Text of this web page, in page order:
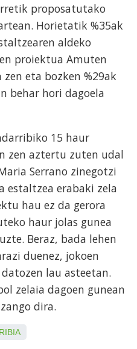
proposatutako
Horietatik %35ak
aldeko
proiektua Amuten
eta bozken %29ak
behar hori dagoela
15 haur
zen aztertu zuten udal
Serrano zinegotzi
estaltzea erabaki zela
hau ez da gerora
haur jolas gunea
Beraz, bada lehen
duenez, jokoen
lau asteetan.
zelaia dagoen gunean
dira.